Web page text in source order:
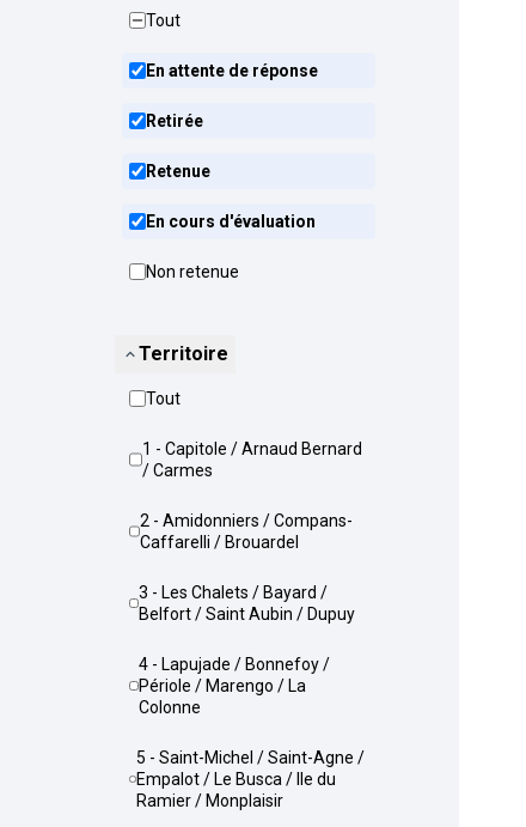
Tout
En attente de réponse
Retirée
Retenue
En cours d'évaluation
Non retenue
Territoire
Tout
1 - Capitole / Arnaud Bernard
/ Carmes
2 - Amidonniers / Compans-
Caffarelli / Brouardel
3 - Les Chalets / Bayard /
Belfort / Saint Aubin / Dupuy
4 - Lapujade / Bonnefoy /
Périole / Marengo / La
Colonne
5 - Saint-Michel / Saint-Agne /
Empalot / Le Busca / Ile du
Ramier / Monplaisir